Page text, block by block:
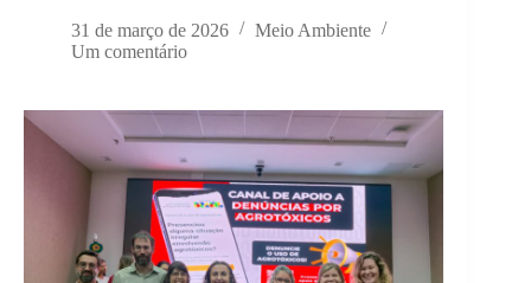
31 de março de 2026
Meio Ambiente
Um comentário